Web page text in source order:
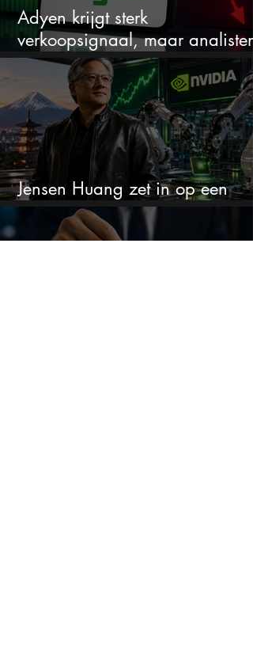
Adyen krijgt sterk
verkoopsignaal, maar analisten
zien juist een koopkans
Jensen Huang zet in op een
aandeel dat bijna niemand kent